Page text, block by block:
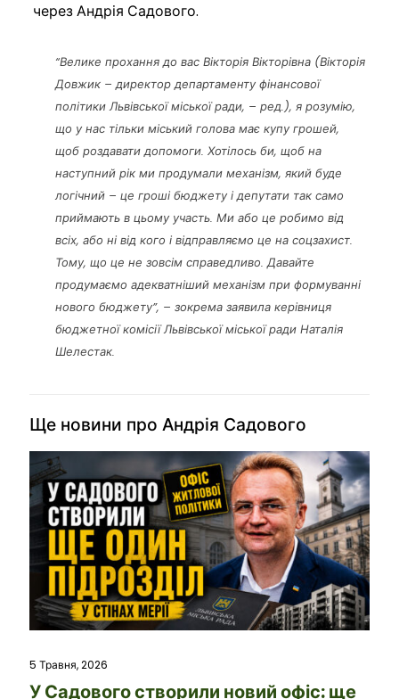
через Андрія Садового.
“Велике прохання до вас Вікторія Вікторівна (Вікторія
Довжик – директор департаменту фінансової
політики Львівської міської ради, – ред.), я розумію,
що у нас тільки міський голова має купу грошей,
щоб роздавати допомоги. Хотілось би, щоб на
наступний рік ми продумали механізм, який буде
логічний – це гроші бюджету і депутати так само
приймають в цьому участь. Ми або це робимо від
всіх, або ні від кого і відправляємо це на соцзахист.
Тому, що це не зовсім справедливо. Давайте
продумаємо адекватніший механізм при формуванні
нового бюджету”, – зокрема заявила керівниця
бюджетної комісії Львівської міської ради Наталія
Шелестак.
Ще новини про Андрія Садового
5 Травня, 2026
У Садового створили новий офіс: ще